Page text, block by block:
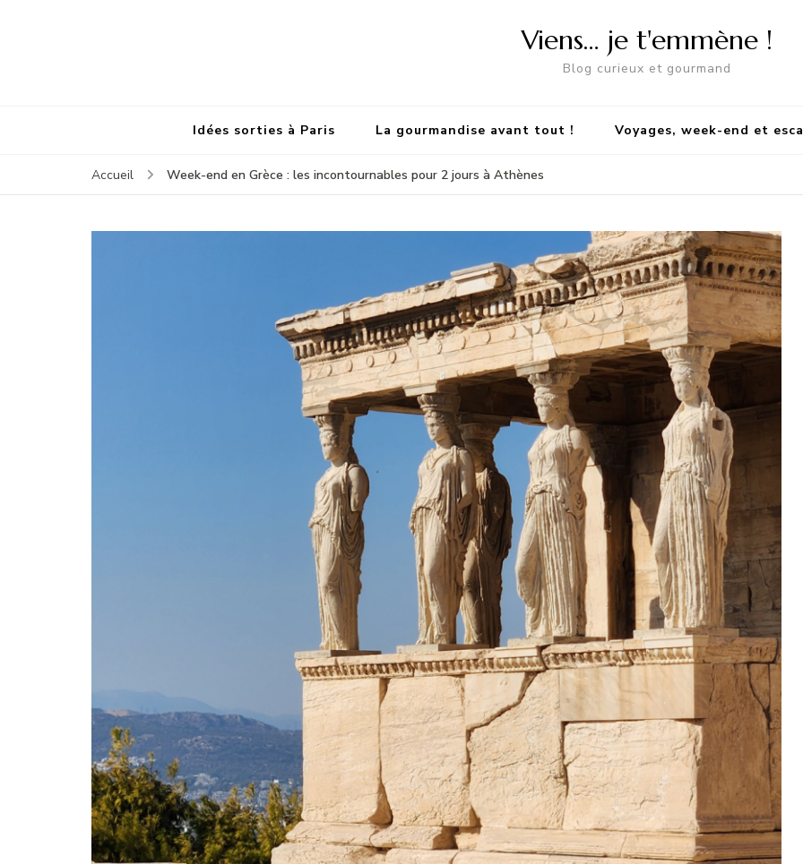
Viens… je t'emmène !
Blog curieux et gourmand
Idées sorties à Paris La gourmandise avant tout ! Voyages, week-end et
Accueil Week-end en Grèce : les incontournables pour 2 jours à Athènes